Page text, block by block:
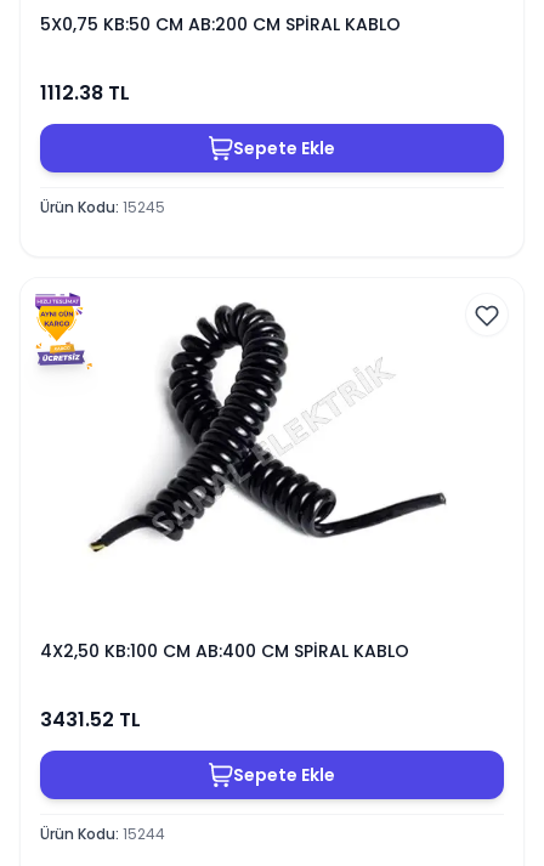
5X0,75 KB:50 CM AB:200 CM SPİRAL KABLO
1112.38 TL
Sepete Ekle
Ürün Kodu: 15245
4X2,50 KB:100 CM AB:400 CM SPİRAL KABLO
3431.52 TL
Sepete Ekle
Ürün Kodu: 15244